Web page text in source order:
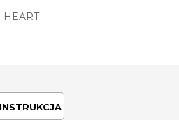
HEART
INSTRUKCJA